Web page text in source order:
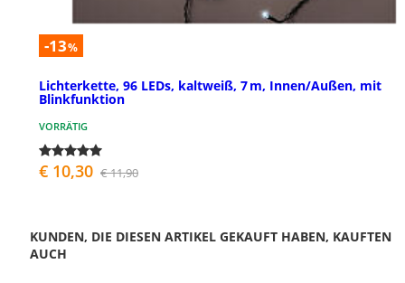
-13%
Lichterkette, 96 LEDs, kaltweiß, 7 m, Innen/Außen, mit
Blinkfunktion
VORRÄTIG
€ 10,30 € 11,90
KUNDEN, DIE DIESEN ARTIKEL GEKAUFT HABEN, KAUFTEN
AUCH